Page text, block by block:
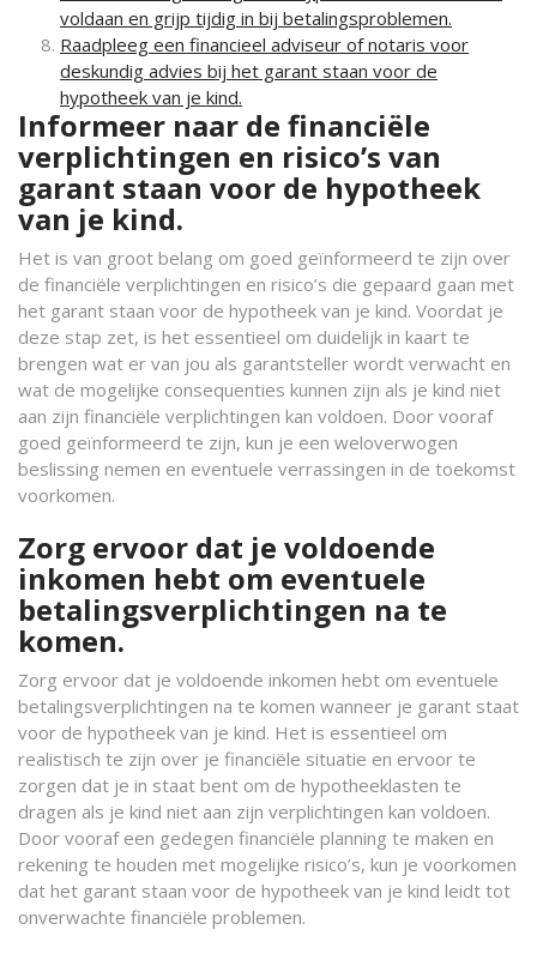
voldaan en grijp tijdig in bij betalingsproblemen.
Raadpleeg een financieel adviseur of notaris voor
deskundig advies bij het garant staan voor de
hypotheek van je kind.
Informeer naar de financiële
verplichtingen en risico’s van
garant staan voor de hypotheek
van je kind.
Het is van groot belang om goed geïnformeerd te zijn over
de financiële verplichtingen en risico’s die gepaard gaan met
het garant staan voor de hypotheek van je kind. Voordat je
deze stap zet, is het essentieel om duidelijk in kaart te
brengen wat er van jou als garantsteller wordt verwacht en
wat de mogelijke consequenties kunnen zijn als je kind niet
aan zijn financiële verplichtingen kan voldoen. Door vooraf
goed geïnformeerd te zijn, kun je een weloverwogen
beslissing nemen en eventuele verrassingen in de toekomst
voorkomen.
Zorg ervoor dat je voldoende
inkomen hebt om eventuele
betalingsverplichtingen na te
komen.
Zorg ervoor dat je voldoende inkomen hebt om eventuele
betalingsverplichtingen na te komen wanneer je garant staat
voor de hypotheek van je kind. Het is essentieel om
realistisch te zijn over je financiële situatie en ervoor te
zorgen dat je in staat bent om de hypotheeklasten te
dragen als je kind niet aan zijn verplichtingen kan voldoen.
Door vooraf een gedegen financiële planning te maken en
rekening te houden met mogelijke risico’s, kun je voorkomen
dat het garant staan voor de hypotheek van je kind leidt tot
onverwachte financiële problemen.